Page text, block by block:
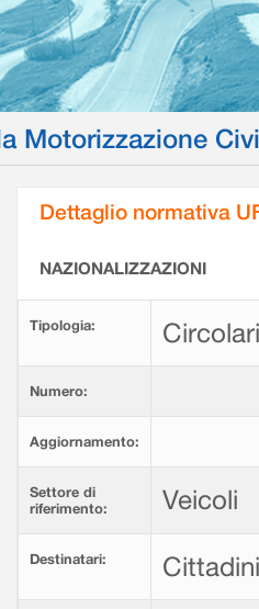
Motorizzazione
Dettaglio normativa
NAZIONALIZZAZIONI
Tipologia: Circolari
Numero:
Aggiornamento:
Settore di
riferimento:
Veicoli
Destinatari: